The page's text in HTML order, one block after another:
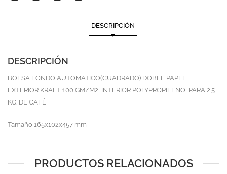
DESCRIPCIÓN
DESCRIPCIÓN
BOLSA FONDO AUTOMATICO(CUADRADO) DOBLE PAPEL;
EXTERIOR KRAFT 100 GM/M2, INTERIOR POLYPROPILENO, PARA 2.5
KG. DE CAFÉ
Tamaño 165x102x457 mm
PRODUCTOS RELACIONADOS